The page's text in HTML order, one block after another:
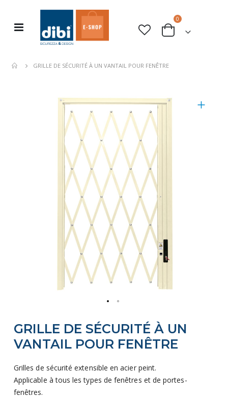
Basculer
navigation
Cart
0 articles
GRILLE DE SÉCURITÉ À UN VANTAIL POUR FENÊTRE
to
the
of
the
images
GRILLE DE SÉCURITÉ À UN
VANTAIL POUR FENÊTRE
Grilles de sécurité extensible en acier peint.
Applicable à tous les types de fenêtres et de portes-
fenêtres.